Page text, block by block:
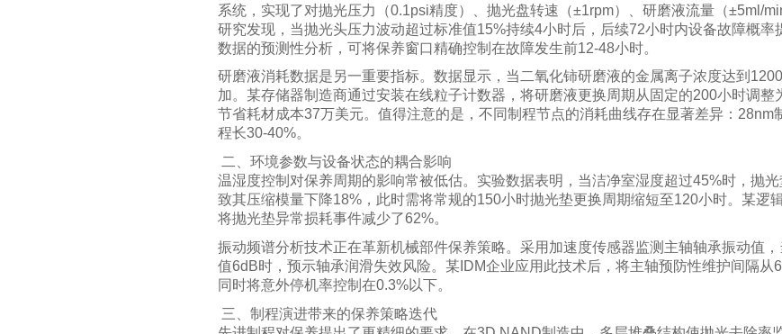
系统，实现了对抛光压力（0.1psi精度）、抛光盘转速（±1rpm）、研磨液流量（±5ml/
研究发现，当抛光头压力波动超过标准值15%持续4小时后，后续72小时内设备故障概率
数据的预测性分析，可将保养窗口精确控制在故障发生前12-48小时。
研磨液消耗数据是另一重要指标。数据显示，当二氧化铈研磨液的金属离子浓度达到
加。某存储器制造商通过安装在线粒子计数器，将研磨液更换周期从固定的200小时调
节省耗材成本37万美元。值得注意的是，不同制程节点的消耗曲线存在显著差异：28nm
程长30-40%。
二、环境参数与设备状态的耦合影响
温湿度控制对保养周期的影响常被低估。实验数据表明，当洁净室湿度超过45%时，抛
致其压缩模量下降18%，此时需将常规的150小时抛光垫更换周期缩短至120小时。某逻
将抛光垫异常损耗事件减少了62%。
振动频谱分析技术正在革新机械部件保养策略。采用加速度传感器监测主轴轴承振动值
值6dB时，预示轴承润滑失效风险。某IDM企业应用此技术后，将主轴预防性维护间隔从
同时将意外停机率控制在0.3%以下。
三、制程演进带来的保养策略迭代